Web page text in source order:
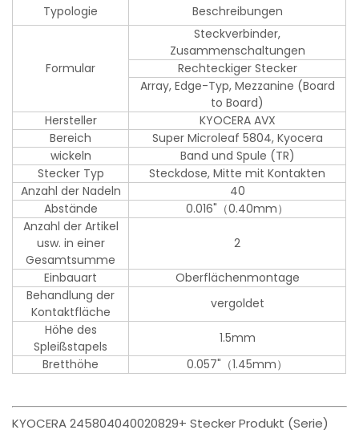
Typologie Beschreibungen
Formular
Steckverbinder,
Zusammenschaltungen
Rechteckiger Stecker
Array, Edge-Typ, Mezzanine (Board
to Board)
Hersteller
KYOCERA AVX
Bereich
Super Microleaf 5804, Kyocera
wickeln
Band und Spule (TR)
Stecker Typ
Steckdose, Mitte mit Kontakten
Anzahl der Nadeln
40
Abstände
0.016"（0.40mm）
Anzahl der Artikel
usw. in einer
Gesamtsumme
2
Einbauart
Oberflächenmontage
Behandlung der
Kontaktfläche
vergoldet
Höhe des
Spleißstapels
1.5mm
Bretthöhe
0.057"（1.45mm）
KYOCERA 245804040020829+ Stecker Produkt (Serie)